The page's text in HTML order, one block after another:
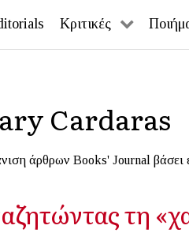
Κριτικές
Cardaras
άρθρων Books' Journal βάσει
τη